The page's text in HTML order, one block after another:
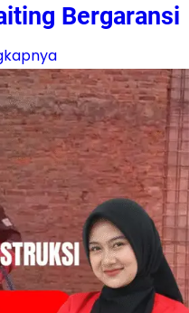
Bergaransi